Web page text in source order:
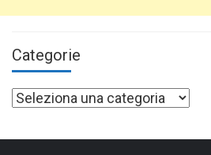
Categorie
Categorie